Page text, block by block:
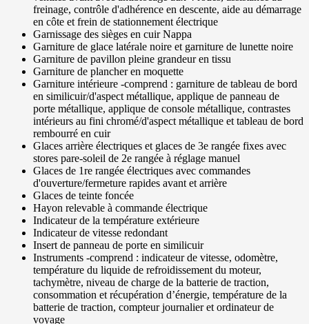
freinage, contrôle d'adhérence en descente, aide au démarrage
en côte et frein de stationnement électrique
Garnissage des sièges en cuir Nappa
Garniture de glace latérale noire et garniture de lunette noire
Garniture de pavillon pleine grandeur en tissu
Garniture de plancher en moquette
Garniture intérieure -comprend : garniture de tableau de bord
en similicuir/d'aspect métallique, applique de panneau de
porte métallique, applique de console métallique, contrastes
intérieurs au fini chromé/d'aspect métallique et tableau de bord
rembourré en cuir
Glaces arrière électriques et glaces de 3e rangée fixes avec
stores pare-soleil de 2e rangée à réglage manuel
Glaces de 1re rangée électriques avec commandes
d'ouverture/fermeture rapides avant et arrière
Glaces de teinte foncée
Hayon relevable à commande électrique
Indicateur de la température extérieure
Indicateur de vitesse redondant
Insert de panneau de porte en similicuir
Instruments -comprend : indicateur de vitesse, odomètre,
température du liquide de refroidissement du moteur,
tachymètre, niveau de charge de la batterie de traction,
consommation et récupération d’énergie, température de la
batterie de traction, compteur journalier et ordinateur de
voyage